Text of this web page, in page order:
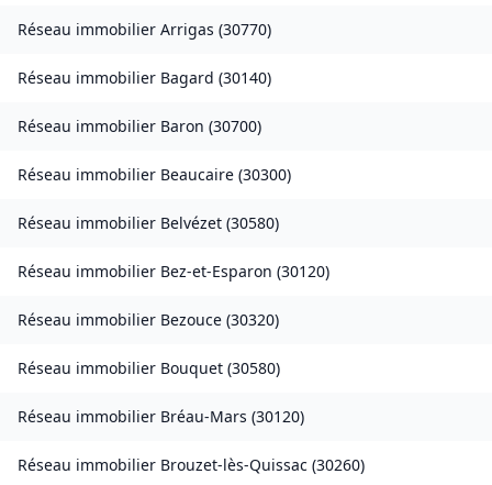
Réseau immobilier Arrigas (30770)
Réseau immobilier Bagard (30140)
Réseau immobilier Baron (30700)
Réseau immobilier Beaucaire (30300)
Réseau immobilier Belvézet (30580)
Réseau immobilier Bez-et-Esparon (30120)
Réseau immobilier Bezouce (30320)
Réseau immobilier Bouquet (30580)
Réseau immobilier Bréau-Mars (30120)
Réseau immobilier Brouzet-lès-Quissac (30260)